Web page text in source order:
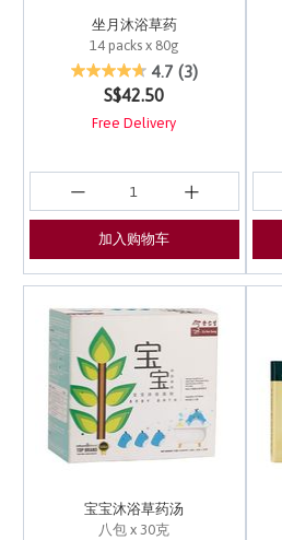
坐月沐浴草药
14 packs x 80g
5 out of 5 Customer Rating
4.7 (3)
S$42.50
Free Delivery
加入购物车
宝宝沐浴草药汤
八包 x 30克